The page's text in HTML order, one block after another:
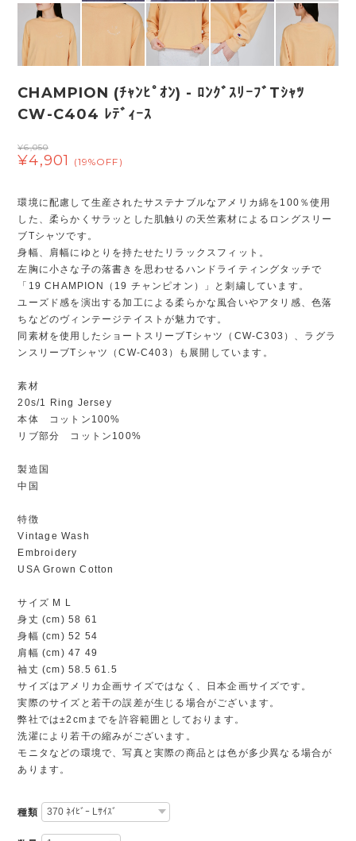
CHAMPION (ﾁｬﾝﾋﾟｵﾝ) - ﾛﾝｸﾞｽﾘｰﾌﾞTｼｬﾂ
CW-C404 ﾚﾃﾞｨｰｽ
¥6,050
¥4,901 (19%OFF)
環境に配慮して生産されたサステナブルなアメリカ綿を100％使用
した、柔らかくサラッとした肌触りの天竺素材によるロングスリー
ブTシャツです。
身幅、肩幅にゆとりを持たせたリラックスフィット。
左胸に小さな子の落書きを思わせるハンドライティングタッチで
「19 CHAMPION（19 チャンピオン）」と刺繍しています。
ユーズド感を演出する加工による柔らかな風合いやアタリ感、色落
ちなどのヴィンテージテイストが魅力です。
同素材を使用したショートスリーブTシャツ（CW-C303）、ラグラ
ンスリーブTシャツ（CW-C403）も展開しています。
素材
20s/1 Ring Jersey
本体 コットン100%
リブ部分 コットン100%
製造国
中国
特徴
Vintage Wash
Embroidery
USA Grown Cotton
サイズ M L
身丈 (cm) 58 61
身幅 (cm) 52 54
肩幅 (cm) 47 49
袖丈 (cm) 58.5 61.5
サイズはアメリカ企画サイズではなく、日本企画サイズです。
実際のサイズと若干の誤差が生じる場合がございます。
弊社では±2cmまでを許容範囲としております。
洗濯により若干の縮みがございます。
モニタなどの環境で、写真と実際の商品とは色が多少異なる場合が
あります。
種類